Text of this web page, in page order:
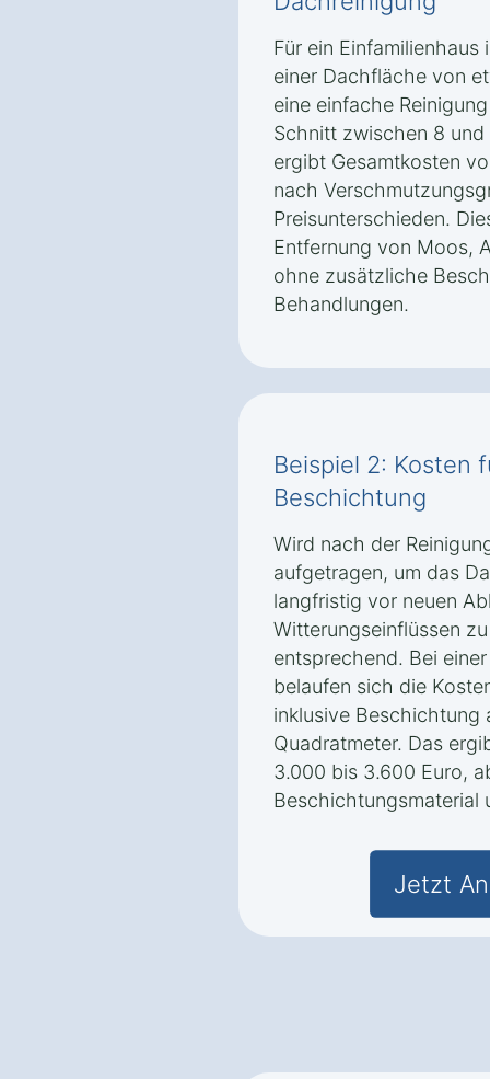
Für ein
einer Dachfläche von
eine einfache
Schnitt zwischen 8 und
ergibt Gesamtkosten
nach
Preisunterschieden.
Entfernung von Moos,
ohne zusätzliche
Behandlungen.
Beispiel 2: Kosten
Beschichtung
Wird nach der
aufgetragen, um das
langfristig vor neuen
Witterungseinflüssen
entsprechend. Bei
belaufen sich die
inklusive
Quadratmeter. Das
3.000 bis 3.600 Euro,
Beschichtungsmaterial
Jetzt